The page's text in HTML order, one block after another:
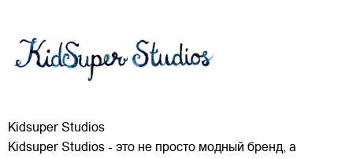
Kidsuper Studios
Kidsuper Studios - это не просто модный бренд, а